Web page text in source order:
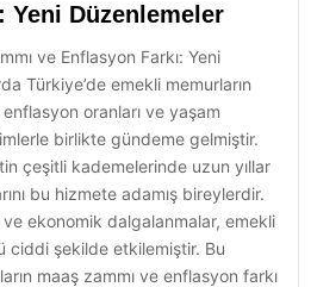
Yeni Düzenlemeler
ve Enflasyon Farkı: Yeni
Türkiye’de emekli memurların
oranları ve yaşam
birlikte gündeme gelmiştir.
çeşitli kademelerinde uzun yıllar
bu hizmete adamış bireylerdir.
ekonomik dalgalanmalar, emekli
ciddi şekilde etkilemiştir. Bu
maaş zammı ve enflasyon farkı